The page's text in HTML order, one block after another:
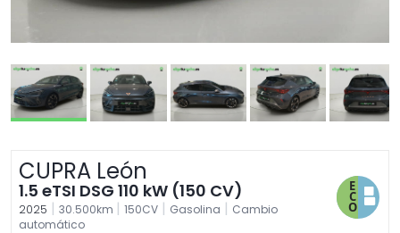
CUPRA León
1.5 eTSI DSG 110 kW (150 CV)
2025 | 30.500km | 150CV | Gasolina | Cambio
automático